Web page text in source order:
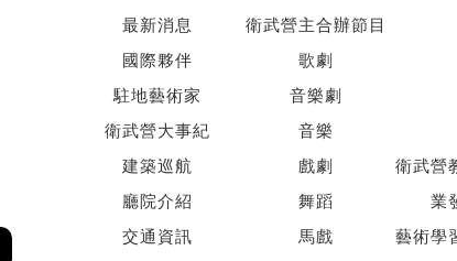
最新消息
國際夥伴
駐地藝術家
衛武營大事紀
建築巡航
廳院介紹
交通資訊
衛武營主合辦節目
歌劇
音樂劇
音樂
戲劇
舞蹈
馬戲
衛武營
業
藝術學